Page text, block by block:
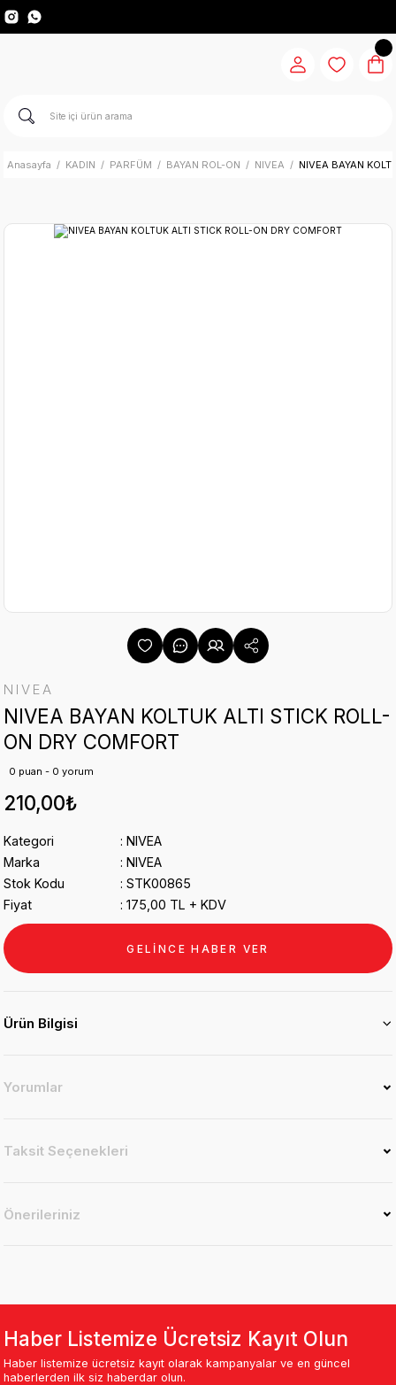
Anasayfa KADIN PARFÜM BAYAN ROL-ON NIVEA NIVEA BAYAN
NIVEA
NIVEA BAYAN KOLTUK ALTI STICK ROLL-
ON DRY COMFORT
0 puan - 0 yorum
210,00₺
Kategori
NIVEA
Marka
NIVEA
Stok Kodu
STK00865
Fiyat
175,00 TL + KDV
GELİNCE HABER VER
Ürün Bilgisi
Yorumlar
Taksit Seçenekleri
Önerileriniz
Haber Listemize Ücretsiz Kayıt Olun
Haber listemize ücretsiz kayıt olarak kampanyalar ve en güncel
haberlerden ilk siz haberdar olun.